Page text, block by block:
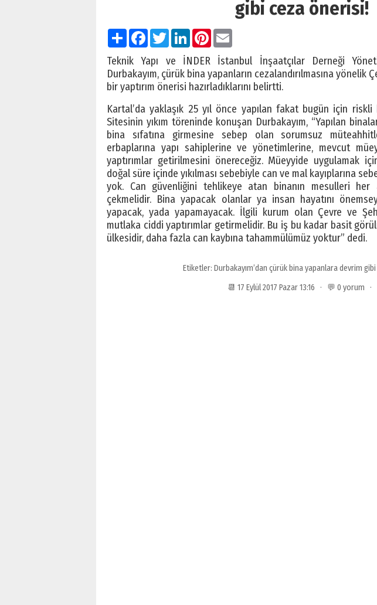
gibi ceza önerisi!
PaylaşFacebook
TwitterLinkedInPinterest
Teknik Yapı ve İNDER İstanbul İnşaatçılar Derneği
Durbakayım, çürük bina yapanların cezalandırılmasına yönelik
bir yaptırım önerisi hazırladıklarını belirtti.
Kartal’da yaklaşık 25 yıl önce yapılan fakat bugün için riskli
Sitesinin yıkım töreninde konuşan Durbakayım, “Yapılan
bina sıfatına girmesine sebep olan sorumsuz
erbaplarına yapı sahiplerine ve yönetimlerine, mevcut
yaptırımlar getirilmesini önereceğiz. Müeyyide uygulamak
doğal süre içinde yıkılması sebebiyle can ve mal kayıplarına
yok. Can güvenliğini tehlikeye atan binanın mesulleri her
çekmelidir. Bina yapacak olanlar ya insan hayatını
yapacak, yada yapamayacak. İlgili kurum olan Çevre ve
mutlaka ciddi yaptırımlar getirmelidir. Bu iş bu kadar basit
ülkesidir, daha fazla can kaybına tahammülümüz yoktur” dedi.
Etiketler: Durbakayım’dan çürük bina yapanlara devrim
📆 17 Eylül 2017 Pazar 13:16 · 💬 0 yorum ·